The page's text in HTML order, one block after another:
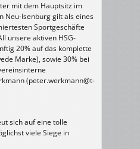
mit dem Hauptsitz im
Neu-Isenburg gilt als eines
Sportgeschäfte
unsere aktiven HSG-
20% auf das komplette
Marke), sowie 30% bei
(peter.werkmann@t-
sich auf eine tolle
viele Siege in